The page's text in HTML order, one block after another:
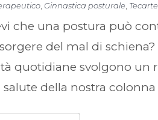
Ginnastica posturale
che una postura può
del mal di
quotidiane svolgono un
salute della nostra colonna